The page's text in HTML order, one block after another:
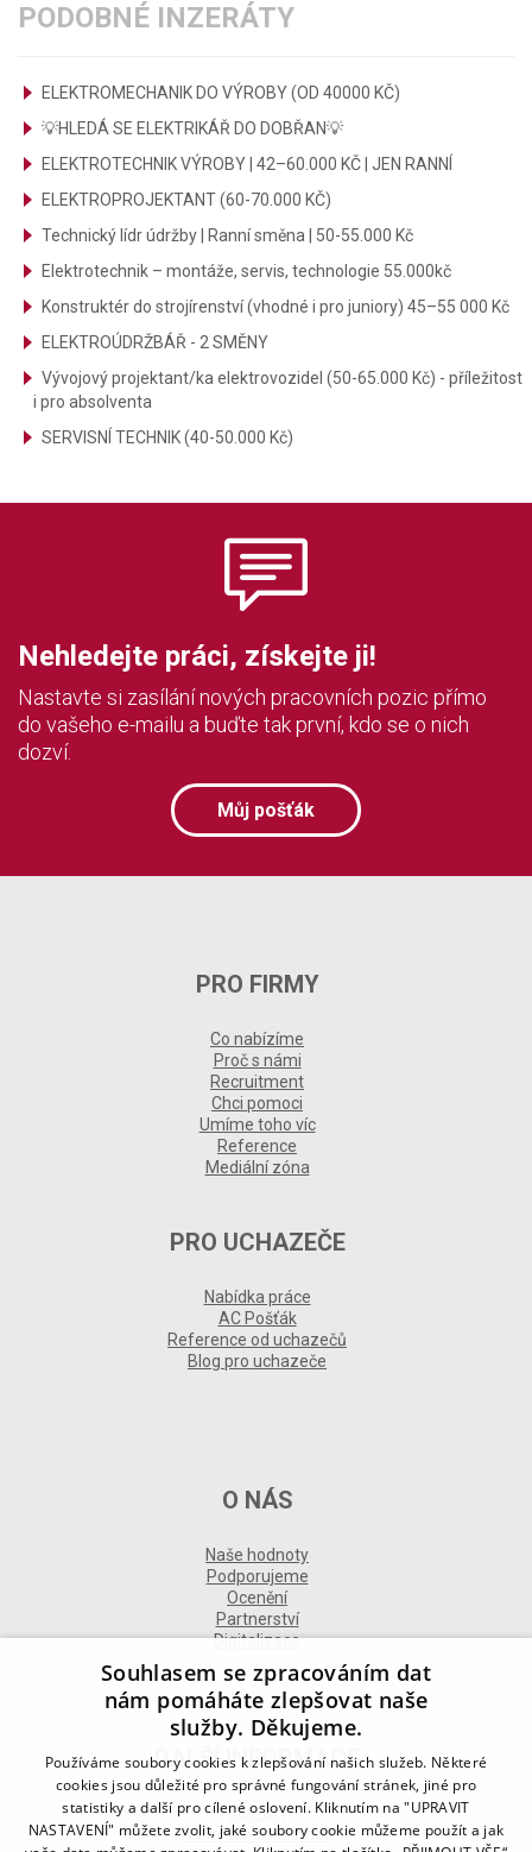
PODOBNÉ INZERÁTY
ELEKTROMECHANIK DO VÝROBY (OD 40000 KČ)
💡HLEDÁ SE ELEKTRIKÁŘ DO DOBŘAN💡
ELEKTROTECHNIK VÝROBY | 42–60.000 KČ | JEN RANNÍ
ELEKTROPROJEKTANT (60-70.000 KČ)
Technický lídr údržby | Ranní směna | 50-55.000 Kč
Elektrotechnik – montáže, servis, technologie 55.000kč
Konstruktér do strojírenství (vhodné i pro juniory) 45–55 000 Kč
ELEKTROÚDRŽBÁŘ - 2 SMĚNY
Vývojový projektant/ka elektrovozidel (50-65.000 Kč) - příležitost
i pro absolventa
SERVISNÍ TECHNIK (40-50.000 Kč)
Nehledejte práci, získejte ji!
Nastavte si zasílání nových pracovních pozic přímo
do vašeho e-mailu a buďte tak první, kdo se o nich
dozví.
Můj pošťák
PRO FIRMY
Co nabízíme
Proč s námi
Recruitment
Chci pomoci
Umíme toho víc
Reference
Mediální zóna
PRO UCHAZEČE
Nabídka práce
AC Pošťák
Reference od uchazečů
Blog pro uchazeče
O NÁS
Naše hodnoty
Podporujeme
Ocenění
Partnerství
Digitalizace
DALŠÍ INFORMACE
Kontakt
Naše odborné divize
Souhlasem se zpracováním dat
nám pomáháte zlepšovat naše
služby. Děkujeme.
Používáme soubory cookies k zlepšování našich služeb. Některé
cookies jsou důležité pro správné fungování stránek, jiné pro
statistiky a další pro cílené oslovení. Kliknutím na "UPRAVIT
NASTAVENÍ" můžete zvolit, jaké soubory cookie můžeme použít a jak